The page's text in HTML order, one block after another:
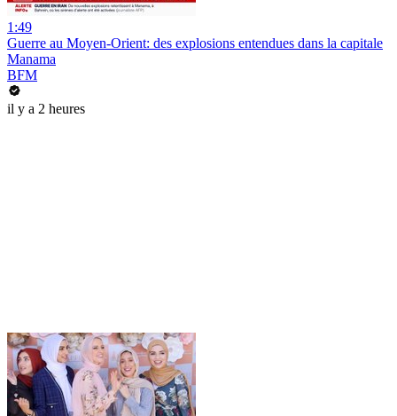
1:49
Guerre au Moyen-Orient: des explosions entendues dans la capitale
Manama
BFM
il y a 2 heures